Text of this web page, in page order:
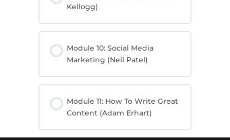
Kellogg)
Module 10: Social Media
Marketing (Neil Patel)
Module 11: How To Write Great
Content (Adam Erhart)